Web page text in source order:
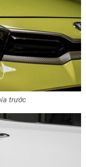
trước